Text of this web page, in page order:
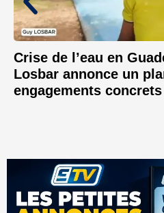
Crise de l’eau en
Losbar annonce un
engagements concrets